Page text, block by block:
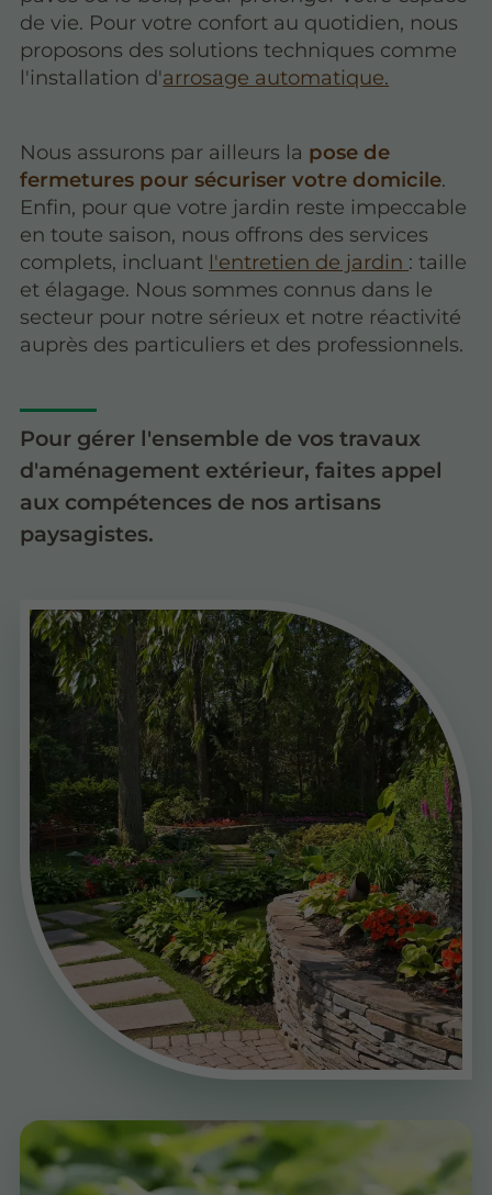
de vie. Pour votre confort au quotidien, nous
proposons des solutions techniques comme
l'installation d'arrosage automatique.
Nous assurons par ailleurs la pose de
fermetures pour sécuriser votre domicile.
Enfin, pour que votre jardin reste impeccable
en toute saison, nous offrons des services
complets, incluant l'entretien de jardin : taille
et élagage. Nous sommes connus dans le
secteur pour notre sérieux et notre réactivité
auprès des particuliers et des professionnels.
Pour gérer l'ensemble de vos travaux
d'aménagement extérieur, faites appel
aux compétences de nos artisans
paysagistes.